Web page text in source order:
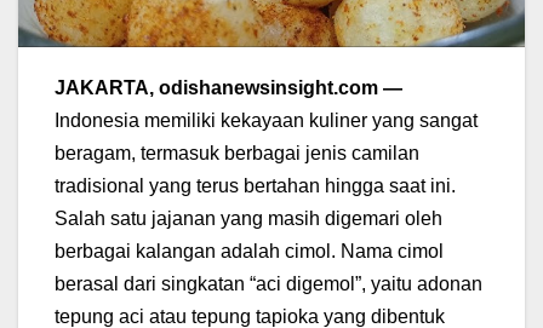
JAKARTA, odishanewsinsight.com —
Indonesia memiliki kekayaan kuliner yang sangat
beragam, termasuk berbagai jenis camilan
tradisional yang terus bertahan hingga saat ini.
Salah satu jajanan yang masih digemari oleh
berbagai kalangan adalah cimol. Nama cimol
berasal dari singkatan “aci digemol”, yaitu adonan
tepung aci atau tepung tapioka yang dibentuk